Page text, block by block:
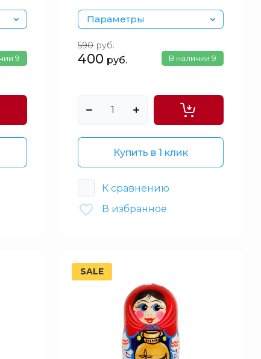
9
Параметры
В наличии 9
590 руб.
400 руб.
Купить в 1 клик
К сравнению
В избранное
SALE